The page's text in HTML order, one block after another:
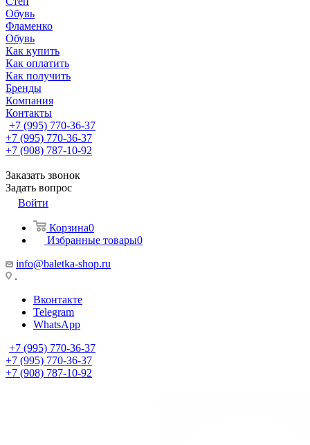
Обувь
Фламенко
Обувь
Как купить
Как оплатить
Как получить
Бренды
Компания
Контакты
+7 (995) 770-36-37
+7 (995) 770-36-37
+7 (908) 787-10-92
Заказать звонок
Задать вопрос
Войти
Корзина0
Избранные товары0
info@baletka-shop.ru
.
Вконтакте
Telegram
WhatsApp
+7 (995) 770-36-37
+7 (995) 770-36-37
+7 (908) 787-10-92